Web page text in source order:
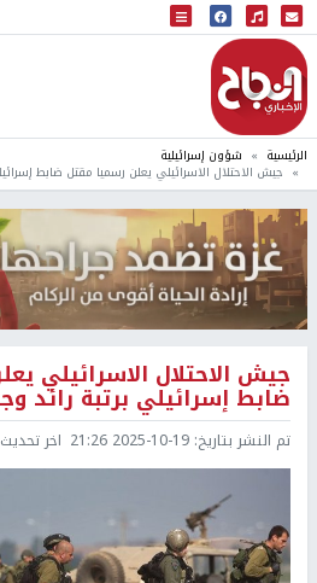
البث المباشر
إذاعة النجاح
الرئيسية شؤون إسرائيلية
جيش الاحتلال الاسرائيلي يعلن رسميا مقتل ضابط
جيش الاحتلال الاسرائيلي
ضابط إسرائيلي برتبة رائد
تم النشر بتاريخ: 2025-10-19 21:26 اخر